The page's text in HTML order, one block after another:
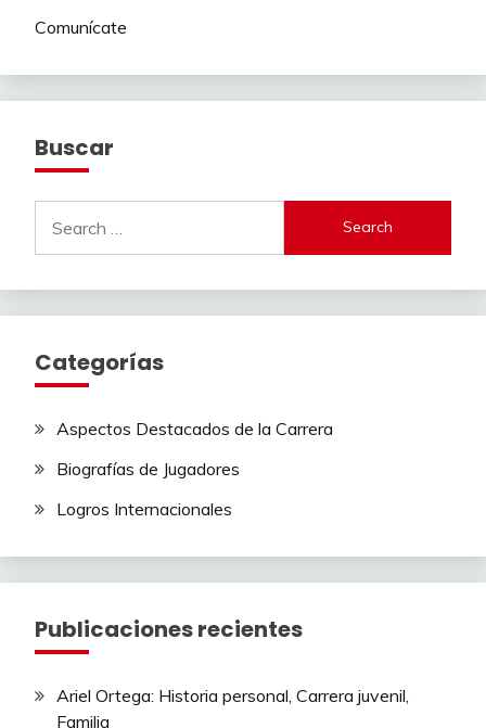
Comunícate
Buscar
for:
Categorías
Aspectos Destacados de la Carrera
Biografías de Jugadores
Logros Internacionales
Publicaciones recientes
Ariel Ortega: Historia personal, Carrera juvenil,
Familia